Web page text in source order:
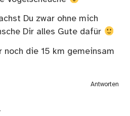
Du zwar ohne mich
Dir alles Gute dafür
noch die 15 km gemeinsam
Antworten